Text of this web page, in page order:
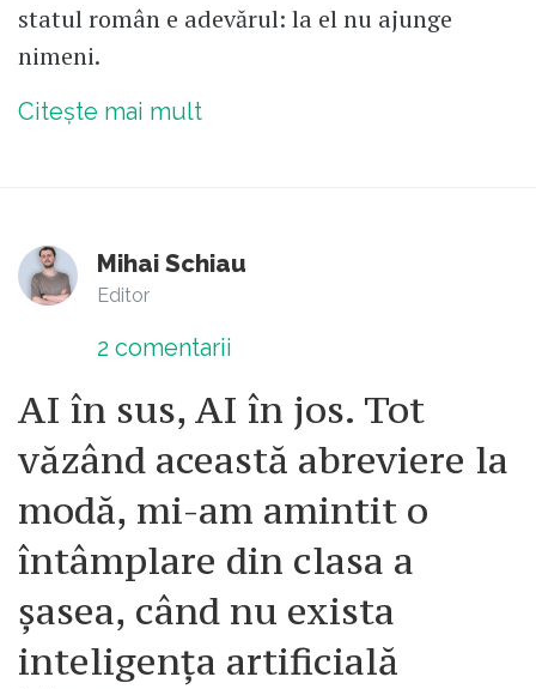
statul român e adevărul: la el nu ajunge
nimeni.
Citește mai mult
Mihai Schiau
Editor
2 comentarii
AI în sus, AI în jos. Tot
văzând această abreviere la
modă, mi-am amintit o
întâmplare din clasa a
șasea, când nu exista
inteligența artificială